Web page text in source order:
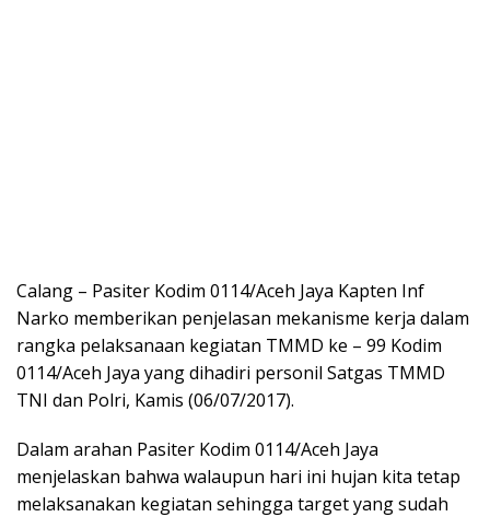
Calang – Pasiter Kodim 0114/Aceh Jaya Kapten Inf
Narko memberikan penjelasan mekanisme kerja dalam
rangka pelaksanaan kegiatan TMMD ke – 99 Kodim
0114/Aceh Jaya yang dihadiri personil Satgas TMMD
TNI dan Polri, Kamis (06/07/2017).
Dalam arahan Pasiter Kodim 0114/Aceh Jaya
menjelaskan bahwa walaupun hari ini hujan kita tetap
melaksanakan kegiatan sehingga target yang sudah